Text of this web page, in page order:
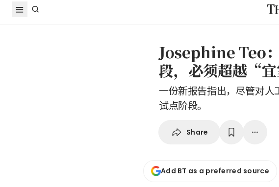
Josephine Teo
段，必须超越“宜
一份新报告指出，尽管对
试点阶段。
Share
Add BT as a preferred source